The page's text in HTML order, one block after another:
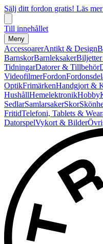
Sälj ditt fordon gratis! Läs
Till innehållet
Meny
AccessoarerAntikt & Design
BarnskorBarnleksaker
TidningarDatorer & Tillbehör
VideofilmerFordon
OptikFrimärkenHandgjort &
HushållHemelektronikHobby
SedlarSamlarsakerSkor
FritidTelefoni, Tablets &
DatorspelVykort & Bilder